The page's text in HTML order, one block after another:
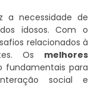
a necessidade de
idosos. Com o
relacionados à
Os melhores
fundamentais para
social e